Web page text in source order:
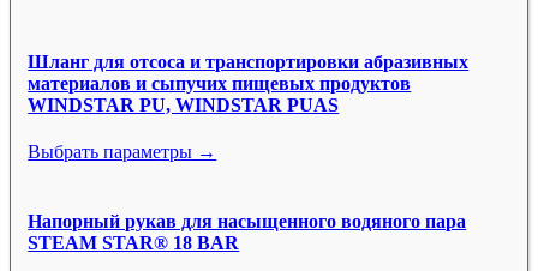
Шланг для отсоса и транспортировки абразивных
материалов и сыпучих пищевых продуктов
WINDSTAR PU, WINDSTAR PUAS
Выбрать параметры →
Напорный рукав для насыщенного водяного пара
STEAM STAR® 18 BAR